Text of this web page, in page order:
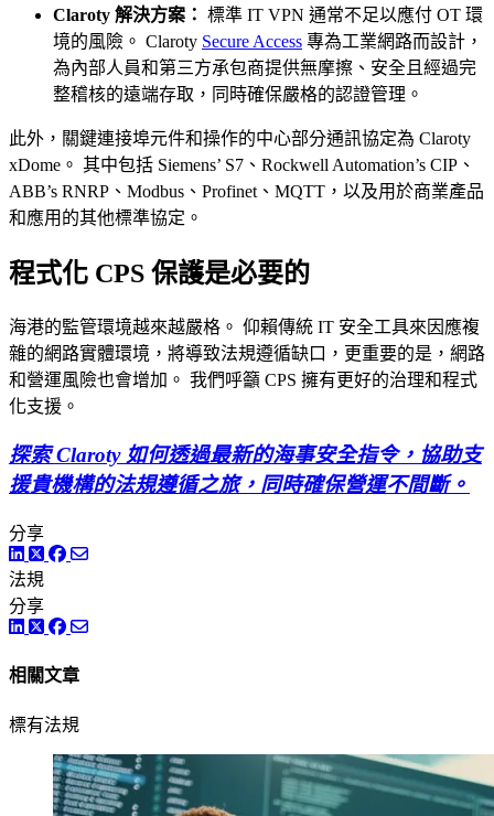
Claroty 解決方案： 標準 IT VPN 通常不足以應付 OT 環
境的風險。 Claroty Secure Access 專為工業網路而設計，
為內部人員和第三方承包商提供無摩擦、安全且經過完
整稽核的遠端存取，同時確保嚴格的認證管理。
此外，關鍵連接埠元件和操作的中心部分通訊協定為 Claroty
xDome。 其中包括 Siemens’ S7、Rockwell Automation’s CIP、
ABB’s RNRP、Modbus、Profinet、MQTT，以及用於商業產品
和應用的其他標準協定。
程式化 CPS 保護是必要的
海港的監管環境越來越嚴格。 仰賴傳統 IT 安全工具來因應複
雜的網路實體環境，將導致法規遵循缺口，更重要的是，網路
和營運風險也會增加。 我們呼籲 CPS 擁有更好的治理和程式
化支援。
探索 Claroty 如何透過最新的海事安全指令，協助支
援貴機構的法規遵循之旅，同時確保營運不間斷。
分享
LinkedIn
TwitterFacebook
法規
分享
LinkedIn
TwitterFacebook
相關文章
標有法規